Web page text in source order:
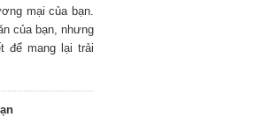
mại của bạn.
của bạn, nhưng
để mang lại trải